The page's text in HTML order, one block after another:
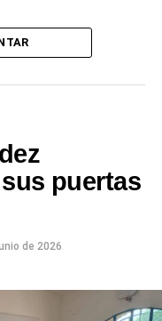
puertas
de 2026